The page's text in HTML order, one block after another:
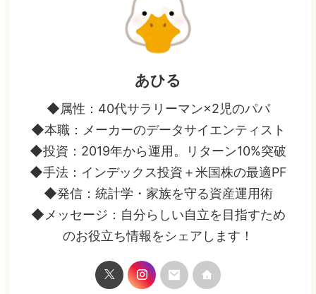
あひる
◆属性：40代サラリーマン×2児のパパ
◆本職：メーカーのデータサイエンティスト
◆投資：2019年から運用。リターン10%突破
◆手法：インデックス投資＋米国株の最適PF
◆発信：統計学・家族を守る資産運用術
◆メッセージ：自分らしい自立を目指すため
のお役立ち情報をシェアします！